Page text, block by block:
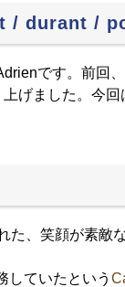
/ durant /
です。 前回
上げました。今回
、笑顔が素敵
していたという